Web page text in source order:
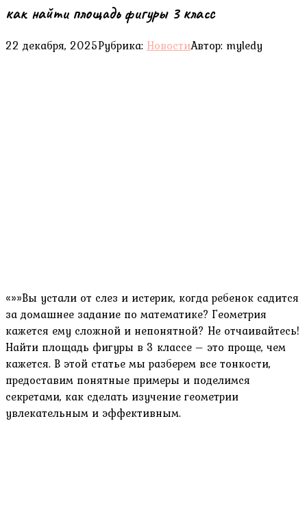
как найти площадь фигуры 3 класс
22 декабря, 2025Рубрика: НовостиАвтор: myledy
«»»Вы устали от слез и истерик, когда ребенок садится
за домашнее задание по математике? Геометрия
кажется ему сложной и непонятной? Не отчаивайтесь!
Найти площадь фигуры в 3 классе – это проще, чем
кажется. В этой статье мы разберем все тонкости,
предоставим понятные примеры и поделимся
секретами, как сделать изучение геометрии
увлекательным и эффективным.